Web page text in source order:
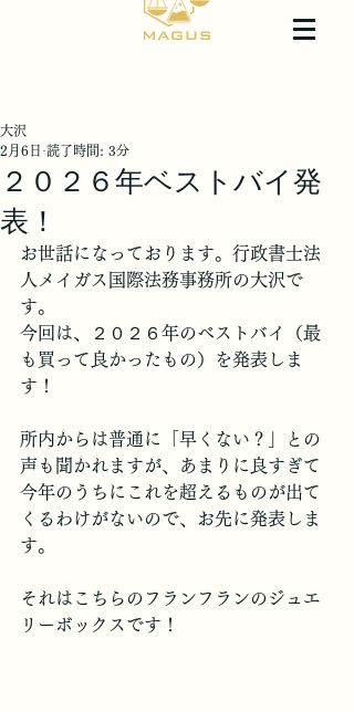
２０２６年ベストバイ発
表！
大沢
2月6日 読了時間: 3分
お世話になっております。行政書士法
人メイガス国際法務事務所の大沢で
す。
今回は、２０２６年のベストバイ（最
も買って良かったもの）を発表しま
す！
所内からは普通に「早くない？」との
声も聞かれますが、あまりに良すぎて
今年のうちにこれを超えるものが出て
くるわけがないので、お先に発表しま
す。
それはこちらのフランフランのジュエ
リーボックスです！